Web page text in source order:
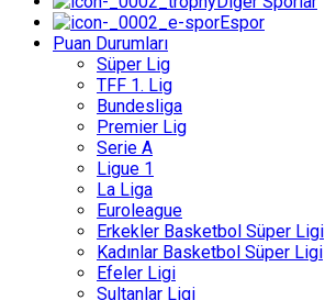
Espor
Puan Durumları
Süper Lig
TFF 1. Lig
Bundesliga
Premier Lig
Serie A
Ligue 1
La Liga
Euroleague
Erkekler Basketbol Süper Ligi
Kadınlar Basketbol Süper Ligi
Efeler Ligi
Sultanlar Ligi